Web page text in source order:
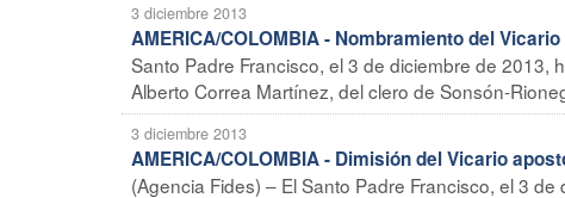
3 diciembre 2013
AMERICA/COLOMBIA - Nombramiento del
Santo Padre Francisco, el 3 de diciembre de 2013,
Alberto Correa Martínez, del clero de Sonsón-
3 diciembre 2013
AMERICA/COLOMBIA - Dimisión del Vicario
(Agencia Fides) – El Santo Padre Francisco, el 3